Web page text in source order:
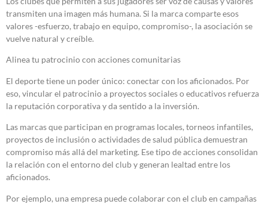
transmiten una imagen más humana. Si la marca comparte esos
valores -esfuerzo, trabajo en equipo, compromiso-, la asociación se
vuelve natural y creíble.
Alinea tu patrocinio con acciones comunitarias
El deporte tiene un poder único: conectar con los aficionados. Por
eso, vincular el patrocinio a proyectos sociales o educativos refuerza
la reputación corporativa y da sentido a la inversión.
Las marcas que participan en programas locales, torneos infantiles,
proyectos de inclusión o actividades de salud pública demuestran
compromiso más allá del marketing. Ese tipo de acciones consolidan
la relación con el entorno del club y generan lealtad entre los
aficionados.
Por ejemplo, una empresa puede colaborar con el club en campañas